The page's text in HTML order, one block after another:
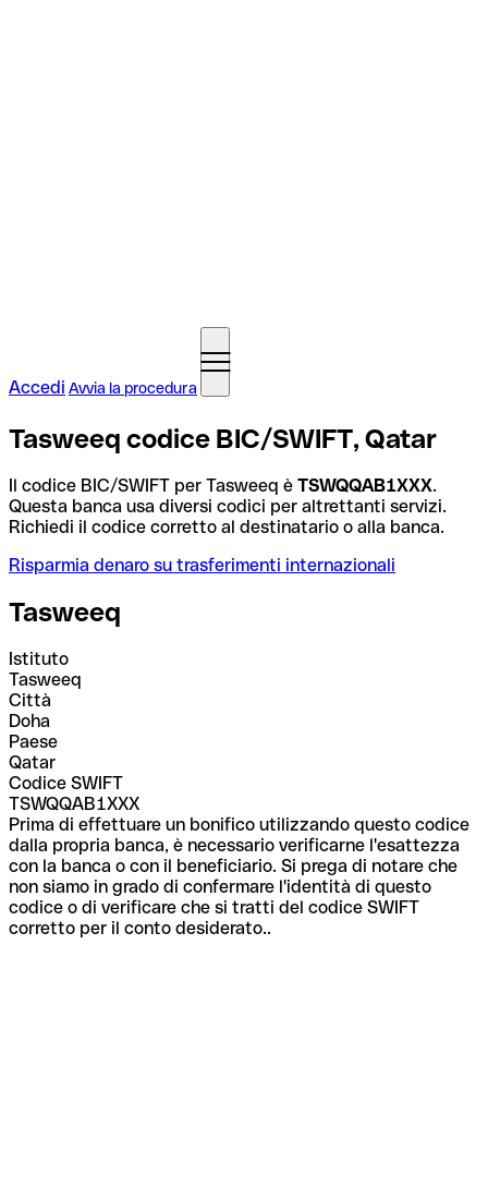
Accedi Avvia la procedura
Tasweeq codice BIC/SWIFT, Qatar
Il codice BIC/SWIFT per Tasweeq è TSWQQAB1XXX.
Questa banca usa diversi codici per altrettanti servizi.
Richiedi il codice corretto al destinatario o alla banca.
Risparmia denaro su trasferimenti internazionali
Tasweeq
Istituto
Tasweeq
Città
Doha
Paese
Qatar
Codice SWIFT
TSWQQAB1XXX
Prima di effettuare un bonifico utilizzando questo codice
dalla propria banca, è necessario verificarne l'esattezza
con la banca o con il beneficiario. Si prega di notare che
non siamo in grado di confermare l'identità di questo
codice o di verificare che si tratti del codice SWIFT
corretto per il conto desiderato..